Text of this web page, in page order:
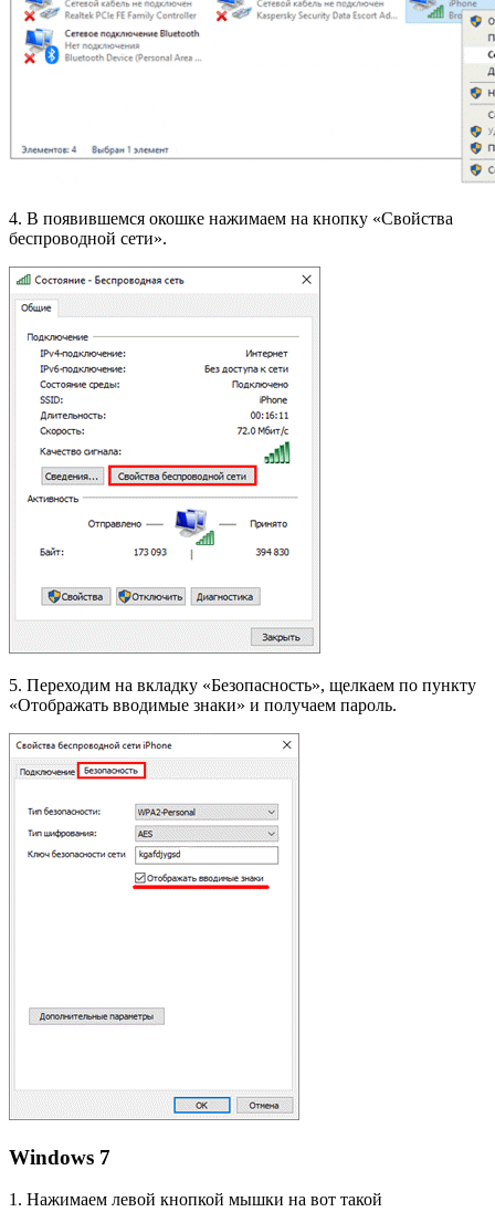
4. В появившемся окошке нажимаем на кнопку «Свойства
беспроводной сети».
5. Переходим на вкладку «Безопасность», щелкаем по пункту
«Отображать вводимые знаки» и получаем пароль.
Windows 7
1. Нажимаем левой кнопкой мышки на вот такой